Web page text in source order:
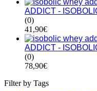
ADDICT -
(0)
41,90€
ADDICT -
(0)
78,90€
Filter by Tags